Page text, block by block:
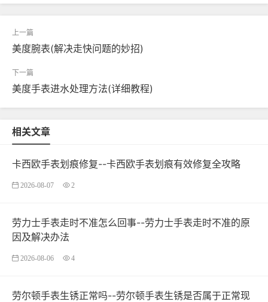
美度腕表(解决走快问题的妙招)
美度手表进水处理方法(详细教程)
相关文章
卡西欧手表划痕修复--卡西欧手表划痕有效修复全攻略
2026-08-07 2
劳力士手表走时不准怎么回事--劳力士手表走时不准的原
因及解决办法
2026-08-06 4
劳尔顿手表生锈正常吗--劳尔顿手表生锈是否属于正常现